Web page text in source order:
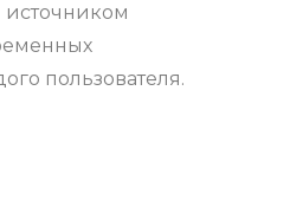
источником
пользователя.